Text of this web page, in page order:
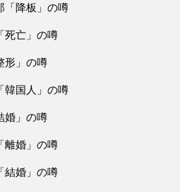
「降板」の噂
死亡」の噂
形」の噂
韓国人」の噂
婚」の噂
離婚」の噂
結婚」の噂